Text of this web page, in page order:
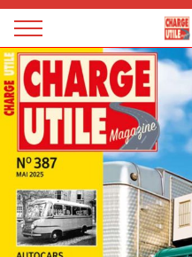
Magazine
Charge
utile
Panneau de gestion des